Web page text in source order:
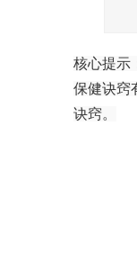
核心提示
保健诀窍
诀窍。